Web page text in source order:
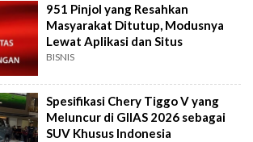
951 Pinjol yang Resahkan
Masyarakat Ditutup, Modusnya
Lewat Aplikasi dan Situs
BISNIS
Spesifikasi Chery Tiggo V yang
Meluncur di GIIAS 2026 sebagai
SUV Khusus Indonesia